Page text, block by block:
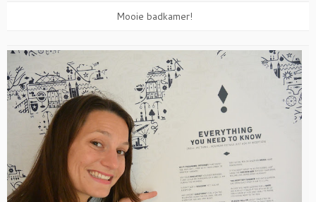
Mooie badkamer!